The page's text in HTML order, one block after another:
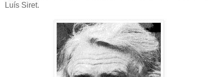
Luís Siret.